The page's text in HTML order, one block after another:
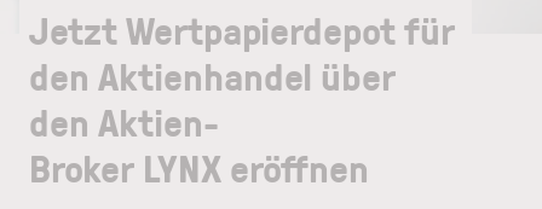
Jetzt Wertpapierdepot für
den Aktienhandel über
den Aktien-
Broker LYNX eröffnen